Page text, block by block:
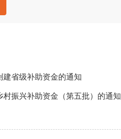
建省级补助资金的通知
振兴补助资金（第五批）的通知